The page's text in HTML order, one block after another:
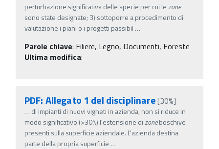
perturbazione significativa delle specie per cui lezone
sono state designate; 3) sottoporre a procedimento di
valutazione i piani o i progetti passibil …
Parole chiave: Filiere, Legno, Documenti, Foreste
Ultima modifica:
PDF: Allegato 1 del disciplinare[30%]
… di impianti di nuovi vigneti in azienda, non si riduce in
modo significativo (>30%) l'estensione dizoneboschive
presenti sulla superficie aziendale. L'azienda destina
parte della propria superficie …